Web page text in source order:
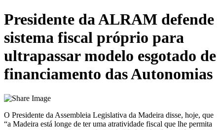
Presidente da ALRAM defende
sistema fiscal próprio para
ultrapassar modelo esgotado de
financiamento das Autonomias
O Presidente da Assembleia Legislativa da Madeira disse, hoje, que
“a Madeira está longe de ter uma atratividade fiscal que lhe permita